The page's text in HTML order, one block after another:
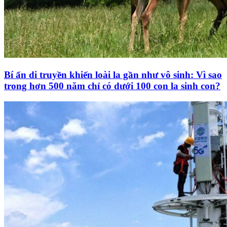
Bí ẩn di truyền khiến loài la gần như vô sinh: Vì sao
trong hơn 500 năm chỉ có dưới 100 con la sinh con?